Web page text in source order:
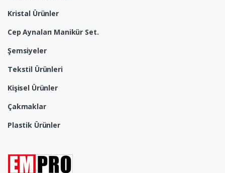
Kristal Ürünler
Cep Aynaları Manikür Set.
Şemsiyeler
Tekstil Ürünleri
Kişisel Ürünler
Çakmaklar
Plastik Ürünler